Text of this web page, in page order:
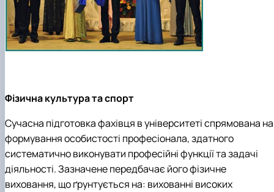
Фізична культура та спорт
Сучасна підготовка фахівця в університеті спрямована на
формування особистості професіонала, здатного
систематично виконувати професійні функції та задачі
діяльності. Зазначене передбачає його фізичне
виховання, що ґрунтується на: вихованні високих